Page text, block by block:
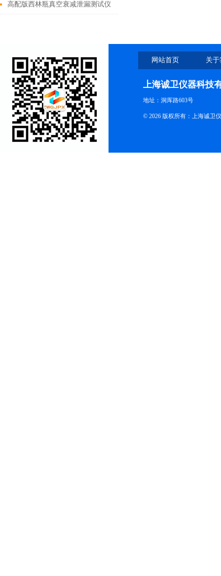
高配版西林瓶真空衰减泄漏测试仪
网站首页 关
上海诚卫仪器科技
地址：洞厍路603号
© 2026 版权所有：上海诚卫